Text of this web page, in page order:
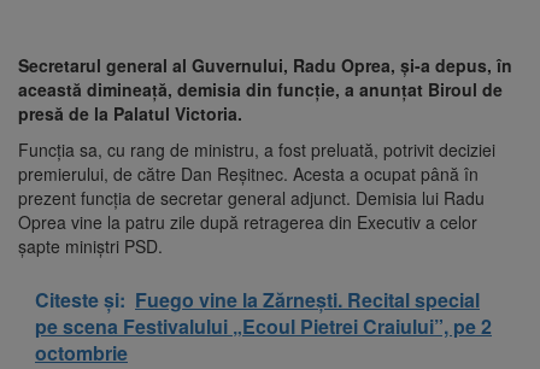
Secretarul general al Guvernului, Radu Oprea, şi-a depus, în
această dimineaţă, demisia din funcţie, a anunţat Biroul de
presă de la Palatul Victoria.
Funcţia sa, cu rang de ministru, a fost preluată, potrivit deciziei
premierului, de către Dan Reşitnec. Acesta a ocupat până în
prezent funcţia de secretar general adjunct. Demisia lui Radu
Oprea vine la patru zile după retragerea din Executiv a celor
şapte miniştri PSD.
Citeste și: Fuego vine la Zărnești. Recital special
pe scena Festivalului „Ecoul Pietrei Craiului”, pe 2
octombrie